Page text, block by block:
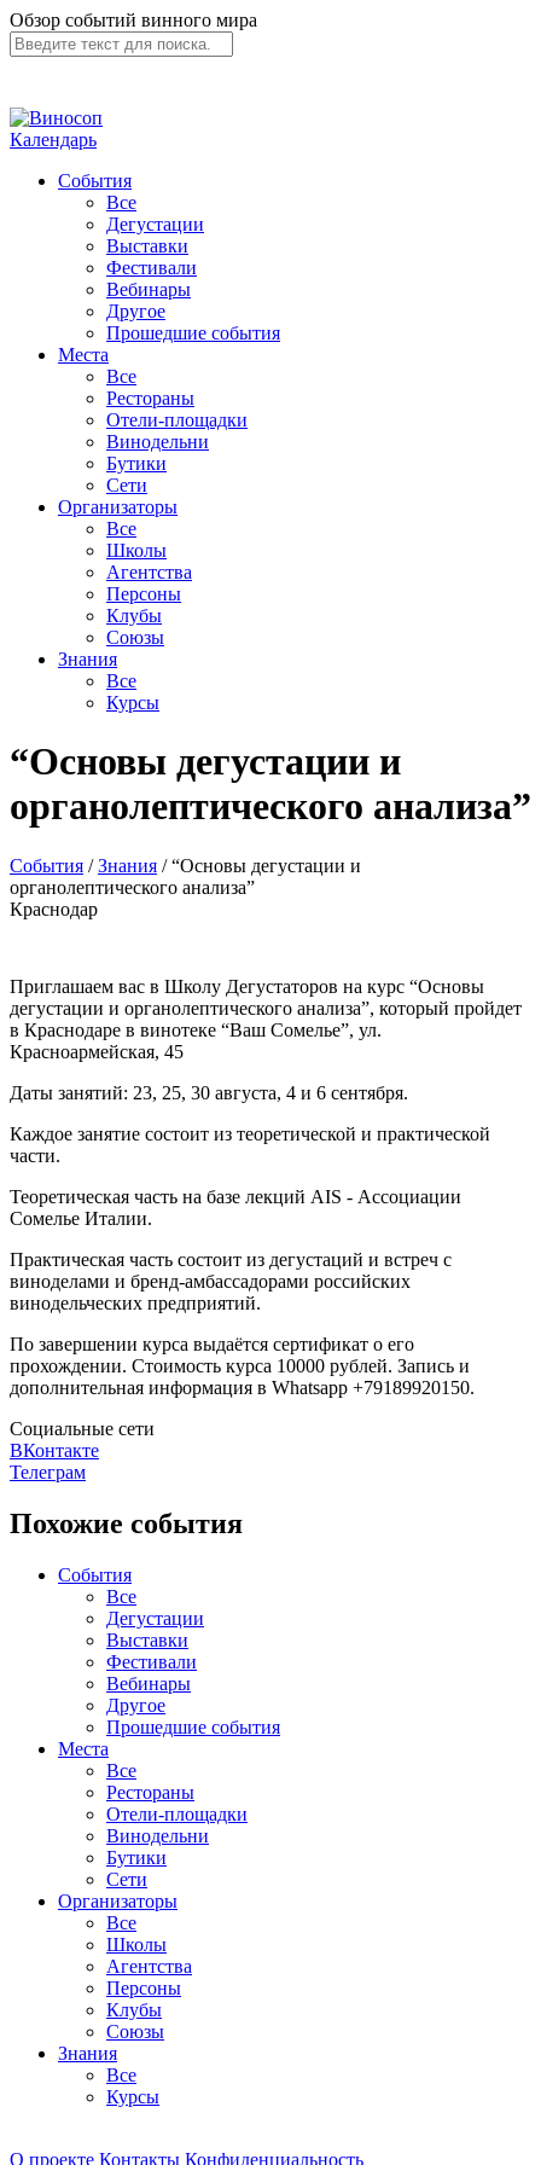
Обзор событий винного мира
Календарь
События
Все
Дегустации
Выставки
Фестивали
Вебинары
Другое
Прошедшие события
Места
Все
Рестораны
Отели-площадки
Винодельни
Бутики
Сети
Организаторы
Все
Школы
Агентства
Персоны
Клубы
Союзы
Знания
Все
Курсы
“Основы дегустации и
органолептического анализа”
События /Знания /“Основы дегустации и
органолептического анализа”
Краснодар
Приглашаем вас в Школу Дегустаторов на курс “Основы
дегустации и органолептического анализа”, который пройдет
в Краснодаре в винотеке “Ваш Сомелье”, ул.
Красноармейская, 45
Даты занятий: 23, 25, 30 августа, 4 и 6 сентября.
Каждое занятие состоит из теоретической и практической
части.
Теоретическая часть на базе лекций AIS - Ассоциации
Сомелье Италии.
Практическая часть состоит из дегустаций и встреч с
виноделами и бренд-амбассадорами российских
винодельческих предприятий.
По завершении курса выдаётся сертификат о его
прохождении. Стоимость курса 10000 рублей. Запись и
дополнительная информация в Whatsapp +79189920150.
Социальные сети
ВКонтакте
Телеграм
Похожие события
События
Все
Дегустации
Выставки
Фестивали
Вебинары
Другое
Прошедшие события
Места
Все
Рестораны
Отели-площадки
Винодельни
Бутики
Сети
Организаторы
Все
Школы
Агентства
Персоны
Клубы
Союзы
Знания
Все
Курсы
О проекте Контакты Конфиденциальность